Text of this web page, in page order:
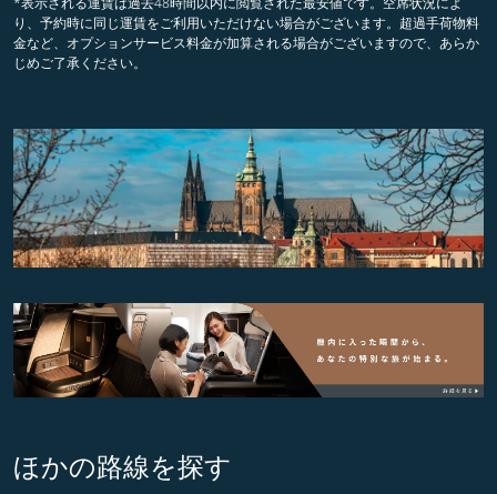
り、予約時に同じ運賃をご利用いただけない場合がございます。超過手荷物料
金など、オプションサービス料金が加算される場合がございますので、あらか
じめご了承ください。
ほかの路線を探す